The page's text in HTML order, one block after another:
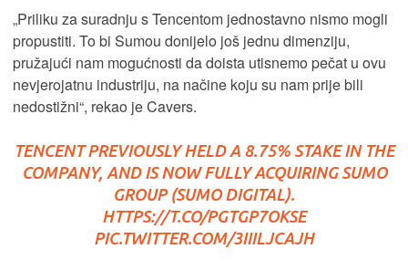
„Priliku za suradnju s Tencentom jednostavno nismo mogli
propustiti. To bi Sumou donijelo još jednu dimenziju,
pružajući nam mogućnosti da doista utisnemo pečat u ovu
nevjerojatnu industriju, na načine koju su nam prije bili
nedostižni“, rekao je Cavers.
TENCENT PREVIOUSLY HELD A 8.75% STAKE IN THE
COMPANY, AND IS NOW FULLY ACQUIRING SUMO
GROUP (SUMO DIGITAL).
HTTPS://T.CO/PGTGP7OKSE
PIC.TWITTER.COM/3IIILJCAJH